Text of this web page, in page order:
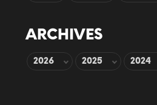
ARCHIVES
2026 2025 2024